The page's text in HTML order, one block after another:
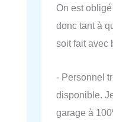
On est
donc tant à
soit fait avec
- Personnel
disponible.
garage à